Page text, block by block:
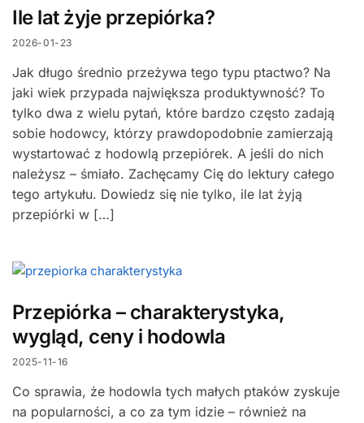
Ile lat żyje przepiórka?
2026-01-23
Jak długo średnio przeżywa tego typu ptactwo? Na
jaki wiek przypada największa produktywność? To
tylko dwa z wielu pytań, które bardzo często zadają
sobie hodowcy, którzy prawdopodobnie zamierzają
wystartować z hodowlą przepiórek. A jeśli do nich
należysz – śmiało. Zachęcamy Cię do lektury całego
tego artykułu. Dowiedz się nie tylko, ile lat żyją
przepiórki w […]
Przepiórka – charakterystyka,
wygląd, ceny i hodowla
2025-11-16
Co sprawia, że hodowla tych małych ptaków zyskuje
na popularności, a co za tym idzie – również na